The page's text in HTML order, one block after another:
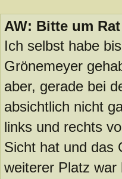
AW: Bitte um
Ich selbst habe
Grönemeyer
aber, gerade bei
absichtlich nicht
links und rechts
Sicht hat und das
weiterer Platz war